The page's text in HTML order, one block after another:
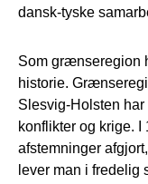
dansk-tyske
Som grænseregion
historie.
Slesvig-Holsten
konflikter og krige.
afstemninger
lever man i